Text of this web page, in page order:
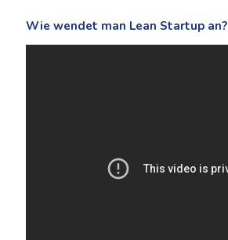
Wie wendet man Lean Startup an?